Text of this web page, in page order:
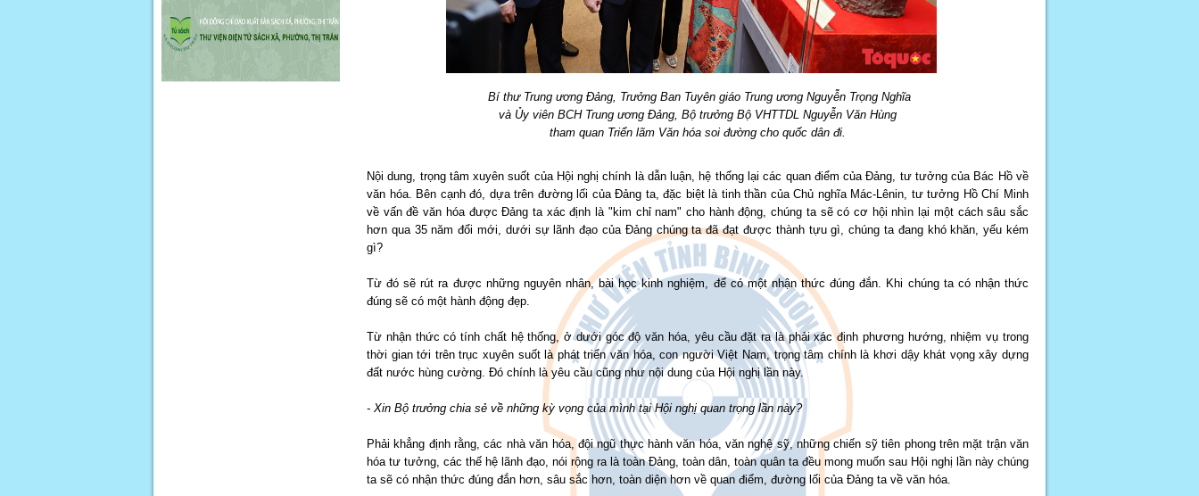
Bí thư Trung ương Đảng, Trưởng Ban Tuyên giáo Trung ương Nguyễn Trọng Nghĩa
và Ủy viên BCH Trung ương Đảng, Bộ trưởng Bộ VHTTDL Nguyễn Văn Hùng
tham quan Triển lãm Văn hóa soi đường cho quốc dân đi.
Nội dung, trọng tâm xuyên suốt của Hội nghị chính là dẫn luận, hệ thống lại các quan điểm của Đảng, tư tưởng của Bác Hồ về
văn hóa. Bên cạnh đó, dựa trên đường lối của Đảng ta, đặc biệt là tinh thần của Chủ nghĩa Mác-Lênin, tư tưởng Hồ Chí Minh
về vấn đề văn hóa được Đảng ta xác định là "kim chỉ nam" cho hành động, chúng ta sẽ có cơ hội nhìn lại một cách sâu sắc
hơn qua 35 năm đổi mới, dưới sự lãnh đạo của Đảng chúng ta đã đạt được thành tựu gì, chúng ta đang khó khăn, yếu kém
gì?
Từ đó sẽ rút ra được những nguyên nhân, bài học kinh nghiệm, để có một nhận thức đúng đắn. Khi chúng ta có nhận thức
đúng sẽ có một hành động đẹp.
Từ nhận thức có tính chất hệ thống, ở dưới góc độ văn hóa, yêu cầu đặt ra là phải xác định phương hướng, nhiệm vụ trong
thời gian tới trên trục xuyên suốt là phát triển văn hóa, con người Việt Nam, trọng tâm chính là khơi dậy khát vọng xây dựng
đất nước hùng cường. Đó chính là yêu cầu cũng như nội dung của Hội nghị lần này.
- Xin Bộ trưởng chia sẻ về những kỳ vọng của mình tại Hội nghị quan trọng lần này?
Phải khẳng định rằng, các nhà văn hóa, đội ngũ thực hành văn hóa, văn nghệ sỹ, những chiến sỹ tiên phong trên mặt trận văn
hóa tư tưởng, các thế hệ lãnh đạo, nói rộng ra là toàn Đảng, toàn dân, toàn quân ta đều mong muốn sau Hội nghị lần này chúng
ta sẽ có nhận thức đúng đắn hơn, sâu sắc hơn, toàn diện hơn về quan điểm, đường lối của Đảng ta về văn hóa.